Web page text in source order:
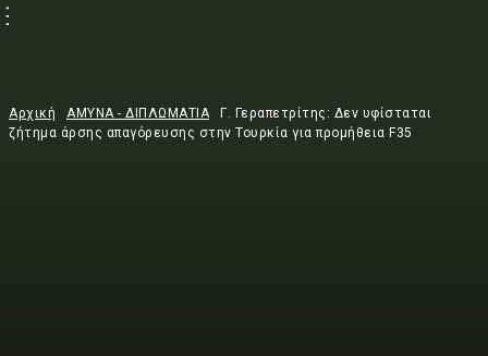
Αρχική ΑΜΥΝΑ - ΔΙΠΛΩΜΑΤΙΑ
Γ. Γεραπετρίτης: Δεν υφίσταται
ζήτημα άρσης απαγόρευσης στην Τουρκία για προμήθεια F35